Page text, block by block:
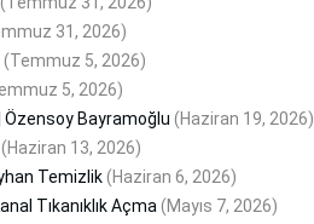
31, 2026)
(Temmuz 5, 2026)
5, 2026)
Özensoy Bayramoğlu (Haziran 19, 2026)
(Haziran 13, 2026)
Temizlik(Haziran 6, 2026)
Tıkanıklık Açma (Mayıs 7, 2026)